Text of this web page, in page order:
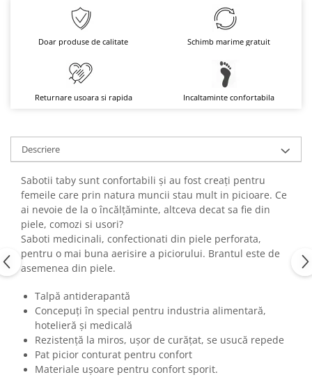
Doar produse de calitate Schimb marime gratuit
Returnare usoara si rapida Incaltaminte confortabila
Descriere
Sabotii taby sunt confortabili și au fost creați pentru
femeile care prin natura muncii stau mult in picioare. Ce
ai nevoie de la o încălțăminte, altceva decat sa fie din
piele, comozi si usori?
Saboti medicinali, confectionati din piele perforata,
pentru o mai buna aerisire a piciorului. Brantul este de
asemenea din piele.
Talpă antiderapantă
Concepuți în special pentru industria alimentară,
hotelieră și medicală
Rezistență la miros, ușor de curățat, se usucă repede
Pat picior conturat pentru confort
Materiale ușoare pentru confort sporit.